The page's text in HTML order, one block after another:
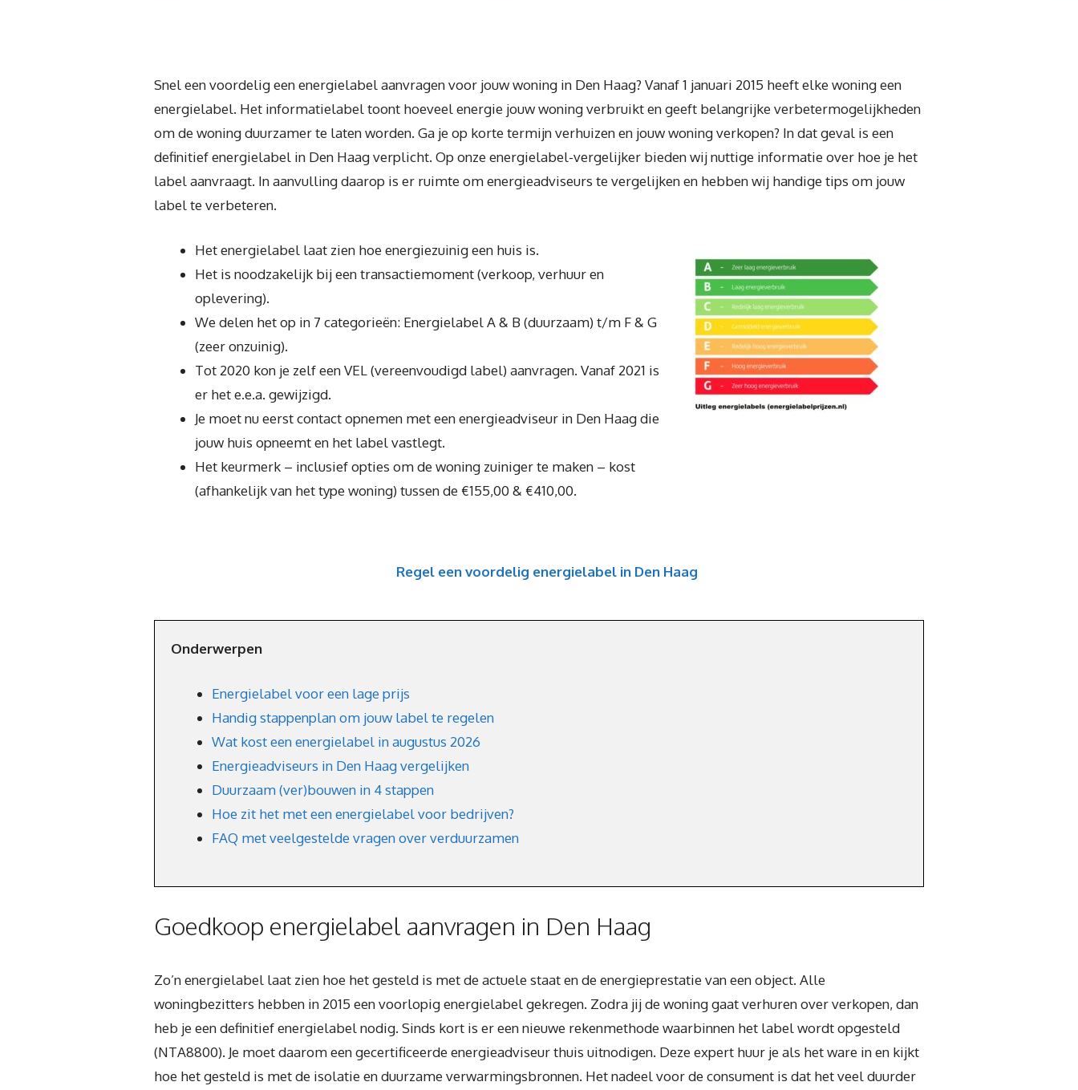
Snel een voordelig een energielabel aanvragen voor jouw woning in Den Haag? Vanaf 1 januari 2015 heeft elke woning een
energielabel. Het informatielabel toont hoeveel energie jouw woning verbruikt en geeft belangrijke verbetermogelijkheden
om de woning duurzamer te laten worden. Ga je op korte termijn verhuizen en jouw woning verkopen? In dat geval is een
definitief energielabel in Den Haag verplicht. Op onze energielabel-vergelijker bieden wij nuttige informatie over hoe je het
label aanvraagt. In aanvulling daarop is er ruimte om energieadviseurs te vergelijken en hebben wij handige tips om jouw
label te verbeteren.
Het energielabel laat zien hoe energiezuinig een huis is.
Het is noodzakelijk bij een transactiemoment (verkoop, verhuur en
oplevering).
We delen het op in 7 categorieën: Energielabel A & B (duurzaam) t/m F & G
(zeer onzuinig).
Tot 2020 kon je zelf een VEL (vereenvoudigd label) aanvragen. Vanaf 2021 is
er het e.e.a. gewijzigd.
Je moet nu eerst contact opnemen met een energieadviseur in Den Haag die
jouw huis opneemt en het label vastlegt.
Het keurmerk – inclusief opties om de woning zuiniger te maken – kost
(afhankelijk van het type woning) tussen de €155,00 & €410,00.
Regel een voordelig energielabel in Den Haag
Onderwerpen
Energielabel voor een lage prijs
Handig stappenplan om jouw label te regelen
Wat kost een energielabel in augustus 2026
Energieadviseurs in Den Haag vergelijken
Duurzaam (ver)bouwen in 4 stappen
Hoe zit het met een energielabel voor bedrijven?
FAQ met veelgestelde vragen over verduurzamen
Goedkoop energielabel aanvragen in Den Haag
Zo’n energielabel laat zien hoe het gesteld is met de actuele staat en de energieprestatie van een object. Alle
woningbezitters hebben in 2015 een voorlopig energielabel gekregen. Zodra jij de woning gaat verhuren over verkopen, dan
heb je een definitief energielabel nodig. Sinds kort is er een nieuwe rekenmethode waarbinnen het label wordt opgesteld
(NTA8800). Je moet daarom een gecertificeerde energieadviseur thuis uitnodigen. Deze expert huur je als het ware in en kijkt
hoe het gesteld is met de isolatie en duurzame verwarmingsbronnen. Het nadeel voor de consument is dat het veel duurder